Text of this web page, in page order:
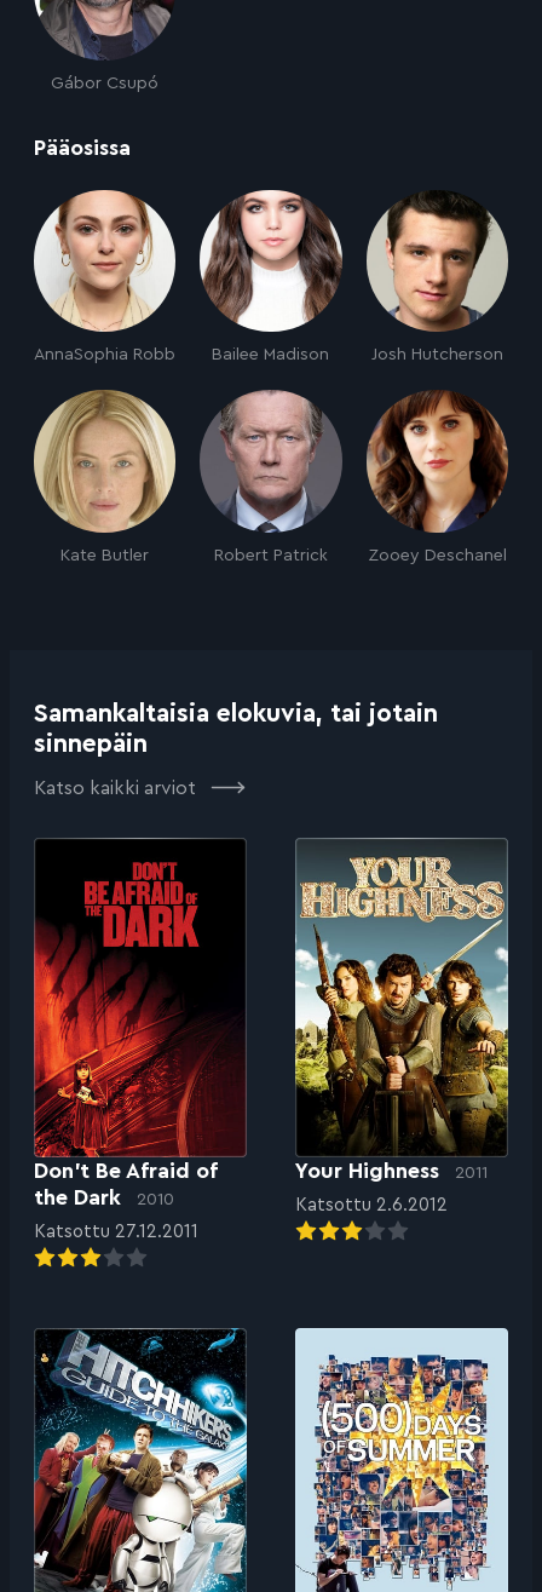
Gábor Csupó
Pääosissa
AnnaSophia Robb Bailee Madison Josh Hutcherson
Kate Butler Robert Patrick Zooey Deschanel
Samankaltaisia elokuvia, tai jotain
sinnepäin
Katso kaikki arviot
Don’t Be Afraid of
the Dark
2010
Katsottu 27.12.2011
Your Highness 2011
Katsottu 2.6.2012